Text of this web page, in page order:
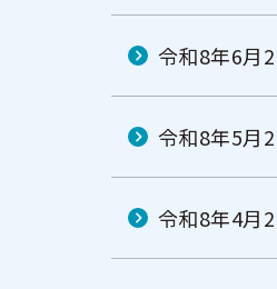
令和8年6月
令和8年5月
令和8年4月